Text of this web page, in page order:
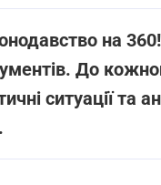
на
До
ситуації та